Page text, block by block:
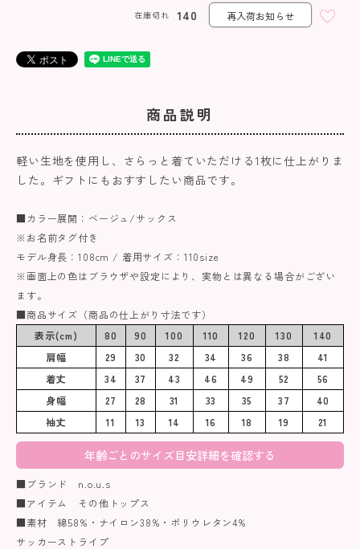
140
在庫切れ 再入荷お知らせ
商品説明
軽い生地を使用し、さらっと着ていただける1枚に仕上がりま
した。ギフトにもおすすしたい商品です。
■カラー展開：ベージュ/サックス
※お名前タグ付き
モデル身長：108cm / 着用サイズ：110size
※画面上の色はブラウザや設定により、実物とは異なる場合がござい
ます。
■商品サイズ（商品の仕上がり寸法です）
表示(cm)
80 90 100 110 120 130
140
肩幅
29 30 32 34 36 38
41
着丈
34 37 43 46 49 52
56
身幅
27 28 31 33 35 37
40
袖丈
11 13 14 16 18 19 21
年齢ごとのサイズ目安詳細を確認する
■ブランド n.o.u.s
■アイテム その他トップス
■素材 綿58%・ナイロン38%・ポリウレタン4%
サッカーストライプ